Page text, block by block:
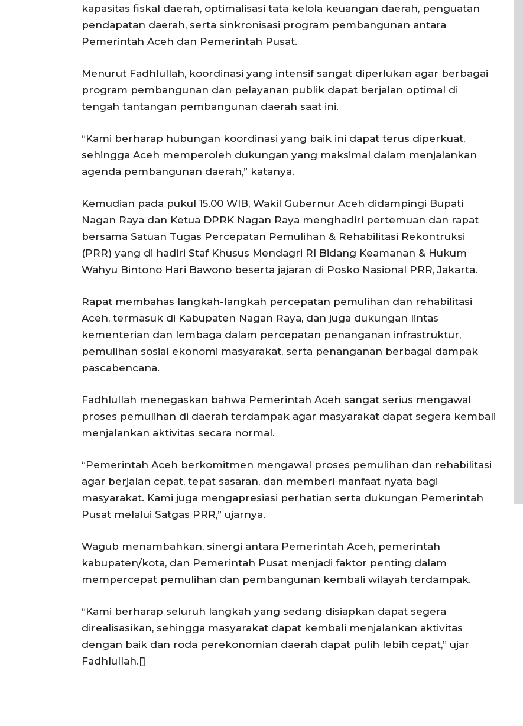
SUBSCRIBE NOW
Hubungi Kami
Aset
kapasitas fiskal daerah, optimalisasi tata kelola keuangan daerah, penguatan
pendapatan daerah, serta sinkronisasi program pembangunan antara
Pemerintah Aceh dan Pemerintah Pusat.
Menurut Fadhlullah, koordinasi yang intensif sangat diperlukan agar berbagai
program pembangunan dan pelayanan publik dapat berjalan optimal di
tengah tantangan pembangunan daerah saat ini.
“Kami berharap hubungan koordinasi yang baik ini dapat terus diperkuat,
sehingga Aceh memperoleh dukungan yang maksimal dalam menjalankan
agenda pembangunan daerah,” katanya.
Kemudian pada pukul 15.00 WIB, Wakil Gubernur Aceh didampingi Bupati
Nagan Raya dan Ketua DPRK Nagan Raya menghadiri pertemuan dan rapat
bersama Satuan Tugas Percepatan Pemulihan & Rehabilitasi Rekontruksi
(PRR) yang di hadiri Staf Khusus Mendagri RI Bidang Keamanan & Hukum
Wahyu Bintono Hari Bawono beserta jajaran di Posko Nasional PRR, Jakarta.
Rapat membahas langkah-langkah percepatan pemulihan dan rehabilitasi
Aceh, termasuk di Kabupaten Nagan Raya, dan juga dukungan lintas
kementerian dan lembaga dalam percepatan penanganan infrastruktur,
pemulihan sosial ekonomi masyarakat, serta penanganan berbagai dampak
pascabencana.
Fadhlullah menegaskan bahwa Pemerintah Aceh sangat serius mengawal
proses pemulihan di daerah terdampak agar masyarakat dapat segera kembali
menjalankan aktivitas secara normal.
“Pemerintah Aceh berkomitmen mengawal proses pemulihan dan rehabilitasi
agar berjalan cepat, tepat sasaran, dan memberi manfaat nyata bagi
masyarakat. Kami juga mengapresiasi perhatian serta dukungan Pemerintah
Pusat melalui Satgas PRR,” ujarnya.
Wagub menambahkan, sinergi antara Pemerintah Aceh, pemerintah
kabupaten/kota, dan Pemerintah Pusat menjadi faktor penting dalam
mempercepat pemulihan dan pembangunan kembali wilayah terdampak.
“Kami berharap seluruh langkah yang sedang disiapkan dapat segera
direalisasikan, sehingga masyarakat dapat kembali menjalankan aktivitas
dengan baik dan roda perekonomian daerah dapat pulih lebih cepat,” ujar
Fadhlullah.[]